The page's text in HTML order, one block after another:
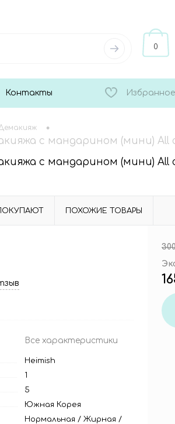
0
Контакты Избранное
•
с мандарином (мини) All
с мандарином (мини) All
ПОХОЖИЕ ТОВАРЫ
Все характеристики
Heimish
1
5
Южная Корея
Нормальная / Жирная /